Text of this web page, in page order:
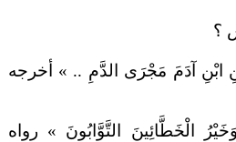
؟
آدَمَ مَجْرَى الدَّمِ .. » أخرجه
الْخَطَّائِينَ التَّوَّابُونَ » رواه